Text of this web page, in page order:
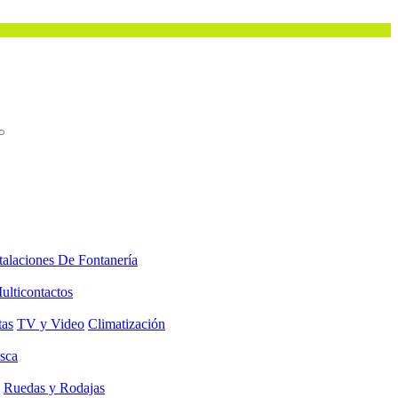
De Fontanería
TV y Video Climatización
Ruedas y Rodajas